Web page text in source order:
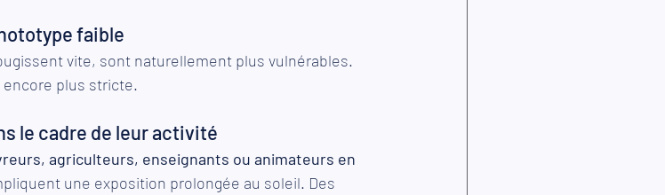
faible
vite, sont naturellement plus vulnérables.
encore plus stricte.
le cadre de leur activité
agriculteurs, enseignants ou animateurs en
une exposition prolongée au soleil. Des